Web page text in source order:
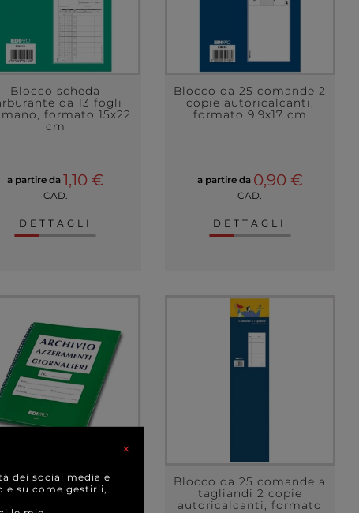
Blocco scheda
da 13 fogli
formato 15x22
cm
a partire da 1,10 €
CAD.
DETTAGLI
Blocco da 25 comande 2
copie autoricalcanti,
formato 9.9x17 cm
a partire da 0,90 €
CAD.
DETTAGLI
azzeramenti
con spirale,
Blocco da 25 comande a
tagliandi 2 copie
autoricalcanti, formato
×
dei social media e
e su come gestirli,